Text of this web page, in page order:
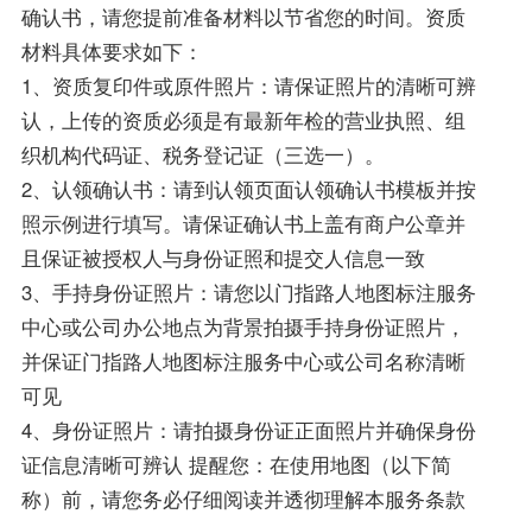
确认书，请您提前准备材料以节省您的时间。资质
材料具体要求如下：
1、资质复印件或原件照片：请保证照片的清晰可辨
认，上传的资质必须是有最新年检的营业执照、组
织机构代码证、税务登记证（三选一）。
2、认领确认书：请到认领页面认领确认书模板并按
照示例进行填写。请保证确认书上盖有商户公章并
且保证被授权人与身份证照和提交人信息一致
3、手持身份证照片：请您以门指路人地图标注服务
中心或公司办公地点为背景拍摄手持身份证照片，
并保证门指路人地图标注服务中心或公司名称清晰
可见
4、身份证照片：请拍摄身份证正面照片并确保身份
证信息清晰可辨认 提醒您：在使用地图（以下简
称）前，请您务必仔细阅读并透彻理解本服务条款